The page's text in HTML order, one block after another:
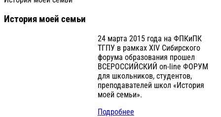
История моей семьи
24 марта 2015 года на ФПКиПК
ТГПУ в рамках XIV Сибирского
форума образования прошел
ВСЕРОССИЙСКИЙ on-line ФОРУМ
для школьников, студентов,
преподавателей школ «История
моей семьи».
Подробнее